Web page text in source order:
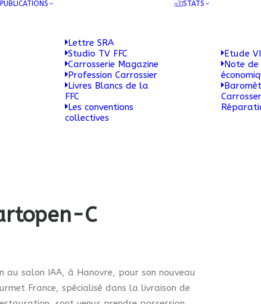
PUBLICATIONS
Lettre SRA
Studio TV FFC
Carrosserie Magazine
Profession Carrossier
Livres Blancs de la
FFC
Les conventions
collectives
STATS
Etude
Note de
C
au salon IAA, à Hanovre, pour son nouveau
France, spécialisé dans la livraison de